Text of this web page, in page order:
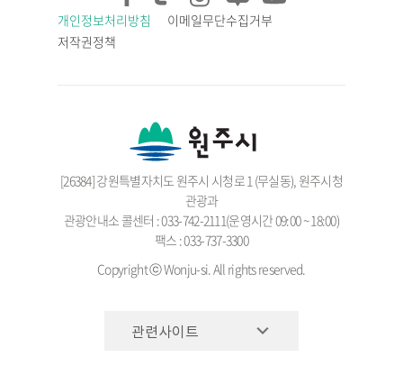
개인정보처리방침
이메일무단수집거부
저작권정책
[26384] 강원특별자치도 원주시 시청로 1 (무실동), 원주시청
관광과
관광안내소 콜센터 : 033-742-2111(운영시간 09:00 ~ 18:00)
팩스 : 033-737-3300
Copyright ⓒ Wonju-si. All rights reserved.
관련사이트